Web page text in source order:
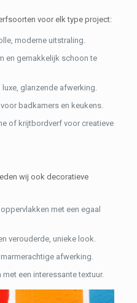
voor elk type project:
moderne uitstraling.
en gemakkelijk schoon te
luxe, glanzende afwerking.
badkamers en keukens.
of krijtbordverf voor creatieve
wij ook decoratieve
met een egaal
verouderde, unieke look.
afwerking.
met een interessante textuur.